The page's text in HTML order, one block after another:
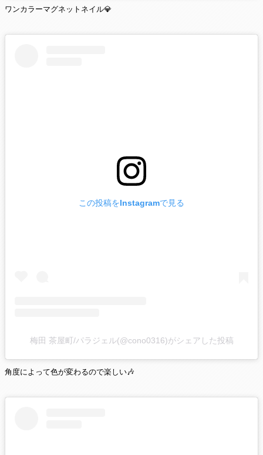
ワンカラーマグネットネイル💎
この投稿をInstagramで見る
梅田 茶屋町/パラジェル(@cono0316)がシェアした投稿
角度によって色が変わるので楽しい🎶